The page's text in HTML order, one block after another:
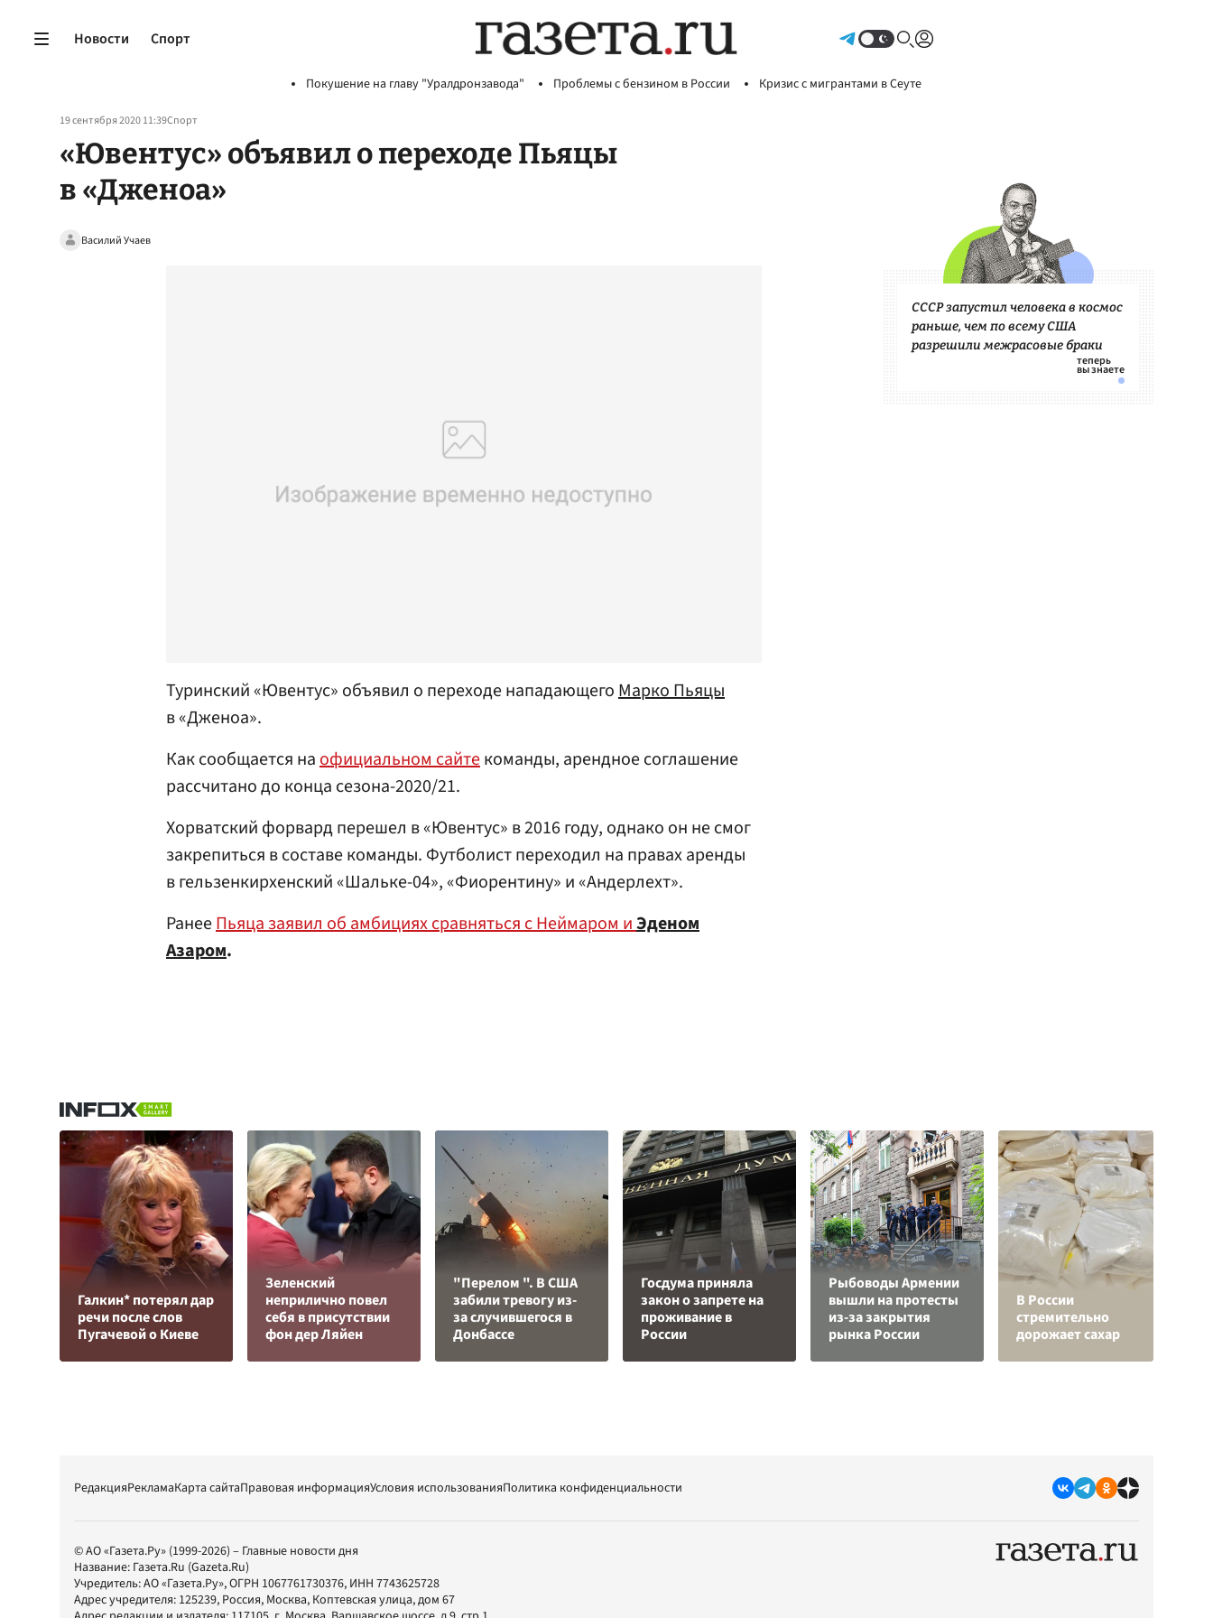
Новости Спорт
Покушение на главу "Уралдронзавода" Проблемы с бензином в России Кризис с мигрантами в Сеуте
19 сентября 2020 11:39Спорт
«Ювентус» объявил о переходе Пьяцы
в «Дженоа»
Василий Учаев
Туринский «Ювентус» объявил о переходе нападающегоМарко Пьяцы
в «Дженоа».
Как сообщается наофициальном сайтекоманды, арендное соглашение
рассчитано до конца сезона-2020/21.
Хорватский форвард перешел в «Ювентус» в 2016 году, однако он не смог
закрепиться в составе команды. Футболист переходил на правах аренды
в гельзенкирхенский «Шальке-04», «Фиорентину» и «Андерлехт».
РанееПьяца заявил об амбициях сравняться с Неймаром иЭденом
Азаром.
СССР запустил человека в космос
раньше, чем по всему США
разрешили межрасовые браки
Галкин* потерял дар
речи после слов
Пугачевой о Киеве
Зеленский
неприлично повел
cебя в присутствии
фон дер Ляйен
"Перелом ". В США
забили тревогу из-
за случившегося в
Донбассе
Госдума приняла
закон о запрете на
проживание в
России
Рыбоводы Армении
вышли на протесты
из-за закрытия
рынка России
В России
стремительно
дорожает сахар
РедакцияРекламаКарта сайтаПравовая информацияУсловия использованияПолитика конфиденциальности
© АО «Газета.Ру» (1999-2026) – Главные новости дня
Название: Газета.Ru (Gazeta.Ru)
Учредитель:АО «Газета.Ру», ОГРН 1067761730376, ИНН 7743625728
Адрес учредителя: 125239, Россия, Москва, Коптевская улица, дом 67